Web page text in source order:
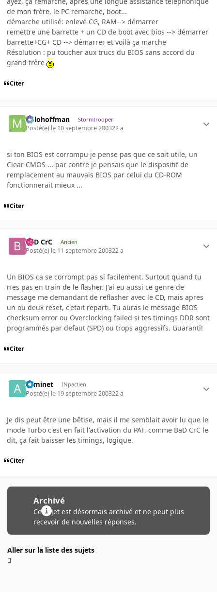
de mon frère, le PC remarche, boot...
démarche utilisé: enlevé CG, RAM--> démarrer
remettre une barrette + un CD de boot avec bios --> démarrer
barrette+CG+ CD --> démarrer et voilà ça marche
Résolution : pu toucher aux trucs du BIOS sans accord du
grand frère
Citer
milohoffman Stormtrooper
Posté(e) le 10 septembre 200322 a
si ton BIOS est corrompu je pense pas que ce soit utile, un
Clear CMOS ... par contre je pensais que le dispositif de
remplacement au mauvais BIOS par celui du CD-ROM
fonctionnerait mieux ...
Citer
BaD CrC Ancien
Posté(e) le 11 septembre 200322 a
Un BIOS ca se corrompt pas si facilement. Surtout quand tu
n'es pas en train de le flasher. J'ai eu aussi ce genre de
message me demandant de reflasher avec le CD, mais apres
un ou deux reset, c'etait reparti. Tu auras le message BIOS
checksum error ou Overclocking failed si tes timings DDR sont
programmés par defaut (SPD) ou trops aggressifs. Guaranti!
Citer
Arminet INpactien
Posté(e) le 19 septembre 200322 a
Je dis peut être une bêtise, mais il me semblait avoir lu que le
mode Turbo c'est en fait l'activation du PAT, comme BaD CrC le
dit, ça fait baisser les timings, logique.
Citer
Archivé
Ce sujet est désormais archivé et ne peut plus
recevoir de nouvelles réponses.
Aller sur la liste des sujets